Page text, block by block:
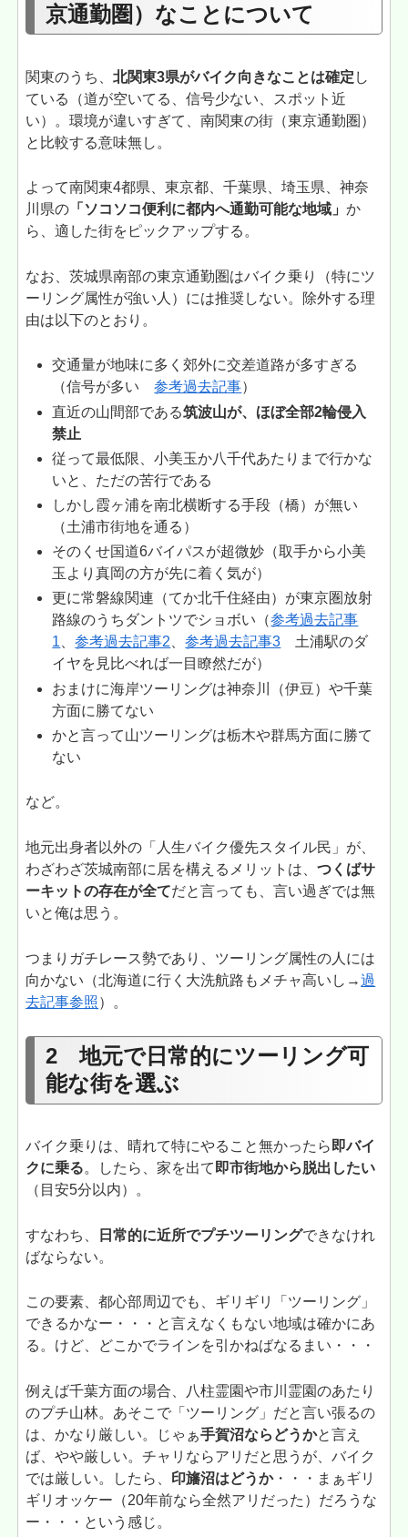
京通勤圏）なことについて
関東のうち、北関東3県がバイク向きなことは確定 し
ている（道が空いてる、信号少ない、スポット近
い）。環境が違いすぎて、南関東の街（東京通勤圏）
と比較する意味無し。
よって南関東4都県、東京都、千葉県、埼玉県、神奈
川県の 「ソコソコ便利に都内へ通勤可能な地域」か
ら、適した街をピックアップする。
なお、茨城県南部の東京通勤圏はバイク乗り（特にツ
ーリング属性が強い人）には推奨しない。除外する理
由は以下のとおり。
交通量が地味に多く郊外に交差道路が多すぎる
（信号が多い参考過去記事）
直近の山間部である筑波山が、ほぼ全部2輪侵入
禁止
従って最低限、小美玉か八千代あたりまで行かな
いと、ただの苦行である
しかし霞ヶ浦を南北横断する手段（橋）が無い
（土浦市街地を通る）
そのくせ国道6バイパスが超微妙（取手から小美
玉より真岡の方が先に着く気が）
更に常磐線関連（てか北千住経由）が東京圏放射
路線のうちダントツでショボい（参考過去記事
1、参考過去記事2、参考過去記事3 土浦駅のダ
イヤを見比べれば一目瞭然だが）
おまけに海岸ツーリングは神奈川（伊豆）や千葉
方面に勝てない
かと言って山ツーリングは栃木や群馬方面に勝て
ない
など。
地元出身者以外の「人生バイク優先スタイル民」が、
わざわざ茨城南部に居を構えるメリットは、つくばサ
ーキットの存在が全てだと言っても、言い過ぎでは無
いと俺は思う。
つまりガチレース勢であり、ツーリング属性の人には
向かない（北海道に行く大洗航路もメチャ高いし→過
去記事参照）。
2 地元で日常的にツーリング可
能な街を選ぶ
バイク乗りは、晴れて特にやること無かったら 即バイ
クに乗る。したら、家を出て 即市街地から脱出したい
（目安5分以内）。
すなわち、 日常的に近所でプチツーリングできなけれ
ばならない。
この要素、都心部周辺でも、ギリギリ「ツーリング」
できるかなー・・・と言えなくもない地域は確かにあ
る。けど、どこかでラインを引かねばなるまい・・・
例えば千葉方面の場合、八柱霊園や市川霊園のあたり
のプチ山林。あそこで「ツーリング」だと言い張るの
は、かなり厳しい。じゃぁ手賀沼ならどうかと言え
ば、やや厳しい。チャリならアリだと思うが、バイク
では厳しい。したら、 印旛沼はどうか・・・まぁギリ
ギリオッケー（20年前なら全然アリだった）だろうな
ー・・・という感じ。